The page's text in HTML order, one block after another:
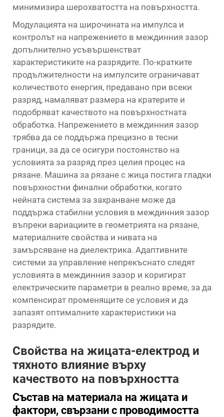
минимизира шерохватостта на повърхността.
Модулацията на широчината на импулса и
контролът на напрежението в междинния зазор
допълнително усъвършенстват
характеристиките на разрядите. По-кратките
продължителности на импулсите ограничават
количеството енергия, предавано при всеки
разряд, намаляват размера на кратерите и
подобряват качеството на повърхностната
обработка. Напрежението в междинния зазор
трябва да се поддържа прецизно в тесни
граници, за да се осигури постоянство на
условията за разряд през целия процес на
рязане. Машина за рязане с жица постига гладки
повърхностни финални обработки, когато
нейната система за захранване може да
поддържа стабилни условия в междинния зазор
въпреки вариациите в геометрията на рязане,
материалните свойства и нивата на
замърсяване на диелектрика. Адаптивните
системи за управление непрекъснато следят
условията в междинния зазор и коригират
електрическите параметри в реално време, за да
компенсират променящите се условия и да
запазят оптималните характеристики на
разрядите.
Свойства на жицата-електрод и
тяхното влияние върху
качеството на повърхността
Състав на материала на жицата и
фактори, свързани с проводимостта